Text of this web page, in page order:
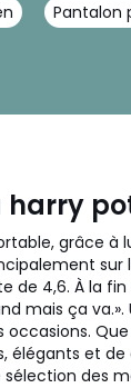
Pantalon
harry
grâce
sur
4,6. À la
mais ça
et
des